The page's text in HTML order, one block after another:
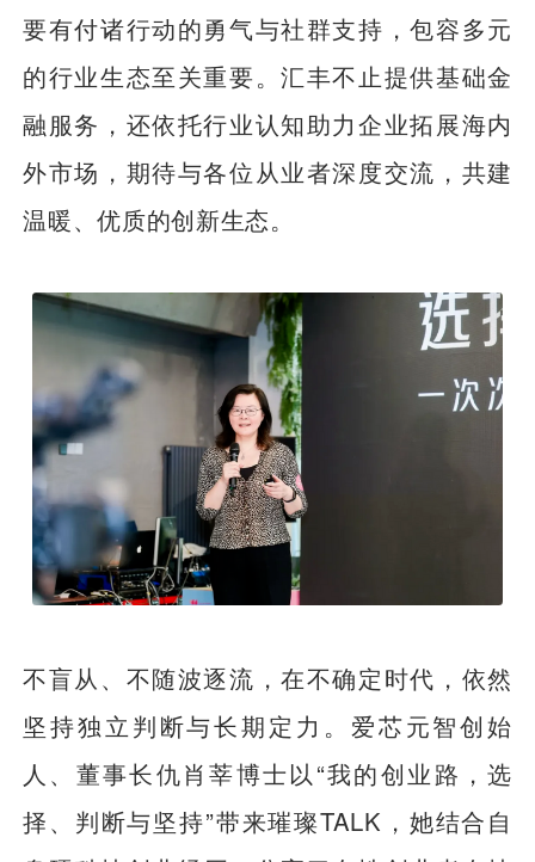
要有付诸行动的勇气与社群支持，包容多元
的行业生态至关重要。汇丰不止提供基础金
融服务，还依托行业认知助力企业拓展海内
外市场，期待与各位从业者深度交流，共建
温暖、优质的创新生态。
不盲从、不随波逐流，在不确定时代，依然
坚持独立判断与长期定力。爱芯元智创始
人、董事长仇肖莘博士以“我的创业路，选
择、判断与坚持”带来璀璨TALK，她结合自